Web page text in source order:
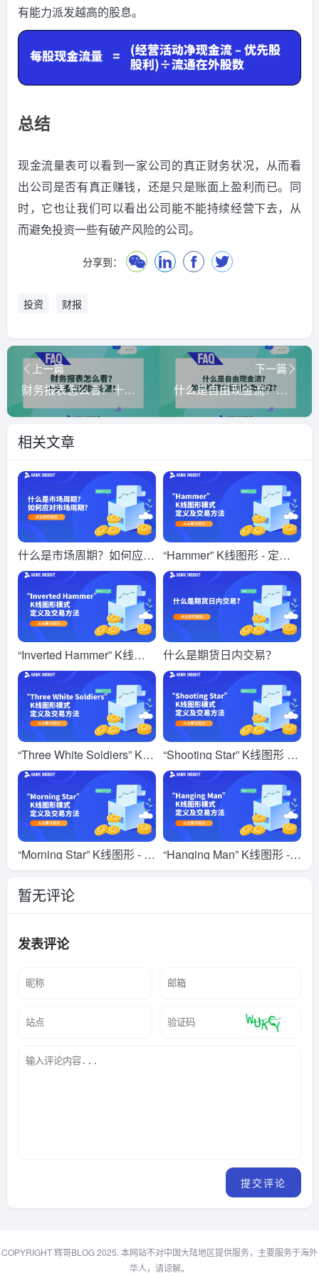
有能力派发越高的股息。
总结
现金流量表可以看到一家公司的真正财务状况，从而看
出公司是否有真正赚钱，还是只是账面上盈利而已。同
时，它也让我们可以看出公司能不能持续经营下去，从
而避免投资一些有破产风险的公司。
分享到：
投资 财报
上一篇
财务报表怎么看？十大重点把握关键！
下一篇
什么是自由现金流？如何检视企业财务稳定度？
相关文章
什么是市场周期？如何应对
市场周期？
“Hammer” K线图形 - 定义
及交易方法
“Inverted Hammer” K线图
形 - 定义及交易方法
什么是期货日内交易？
“Three White Soldiers” K线
图形 - 定义及交易方法
“Shooting Star” K线图形 -
定义及交易方法
“Morning Star” K线图形 - 定
义及交易方法
“Hanging Man” K线图形 -
定义及交易方法
暂无评论
发表评论
COPYRIGHT 辉哥BLOG 2025. 本网站不对中国大陆地区提供服务，主要服务于海外
华人，请谅解。